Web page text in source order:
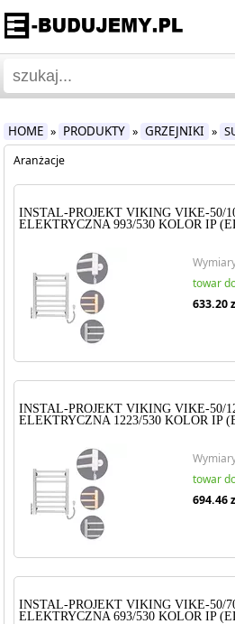
HOME » PRODUKTY » GRZEJNIKI »
Aranżacje
INSTAL-PROJEKT VIKING VIKE-50/
ELEKTRYCZNA 993/530 KOLOR IP
towar
633.20
INSTAL-PROJEKT VIKING VIKE-50/
ELEKTRYCZNA 1223/530 KOLOR IP
towar
694.46
INSTAL-PROJEKT VIKING VIKE-50/
ELEKTRYCZNA 693/530 KOLOR IP